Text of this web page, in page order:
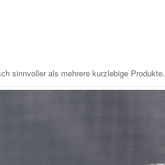
sinnvoller als mehrere kurzlebige Produkte.